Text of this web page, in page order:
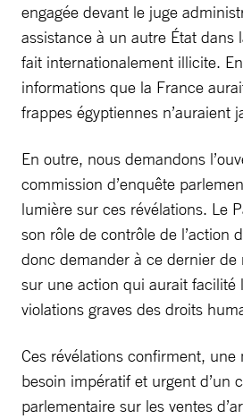
engagée devant le juge
assistance à un autre État dans
fait internationalement illicite.
informations que la France
frappes égyptiennes n’auraient
En outre, nous demandons
commission d’enquête
lumière sur ces révélations. Le
son rôle de contrôle de l’action
donc demander à ce dernier de
sur une action qui aurait facilité
violations graves des droits
Ces révélations confirment, une
besoin impératif et urgent d’un
parlementaire sur les ventes